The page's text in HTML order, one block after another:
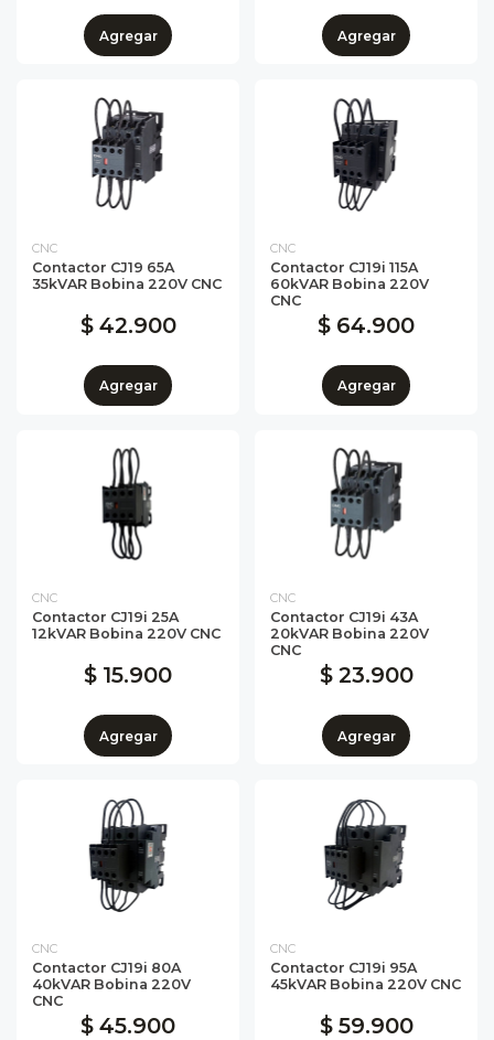
Agregar Agregar
CNC
Contactor CJ19 65A
35kVAR Bobina 220V CNC
$ 42.900
Agregar
CNC
Contactor CJ19i 115A
60kVAR Bobina 220V
CNC
$ 64.900
Agregar
CNC
Contactor CJ19i 25A
12kVAR Bobina 220V CNC
$ 15.900
Agregar
CNC
Contactor CJ19i 43A
20kVAR Bobina 220V
CNC
$ 23.900
Agregar
CNC
Contactor CJ19i 80A
40kVAR Bobina 220V
CNC
$ 45.900
CNC
Contactor CJ19i 95A
45kVAR Bobina 220V CNC
$ 59.900